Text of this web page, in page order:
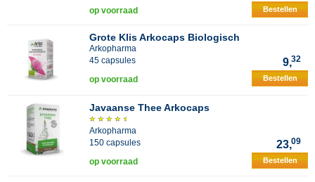
op voorraad Bestellen
Grote Klis Arkocaps Biologisch
Arkopharma
45 capsules
9,32
op voorraad Bestellen
Javaanse Thee Arkocaps
Arkopharma
150 capsules
23,09
op voorraad Bestellen